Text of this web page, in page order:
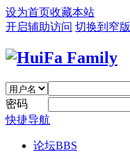
设为首页收藏本站
开启辅助访问 切换到窄版
密码
快捷导航
论坛BBS